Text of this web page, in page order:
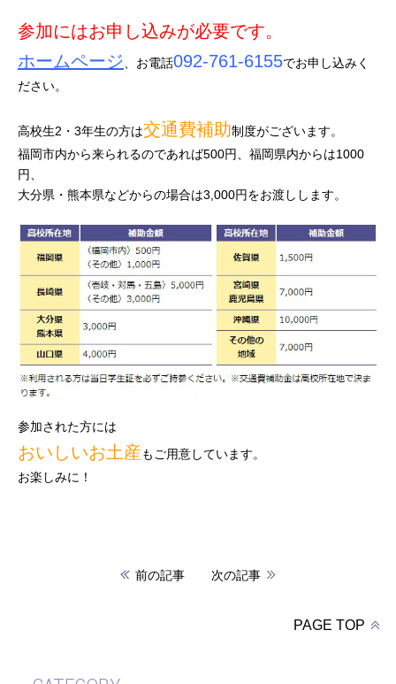
参加にはお申し込みが必要です。
ホームページ 、お電話092-761-6155でお申し込みく
ださい。
高校生2・3年生の方は交通費補助制度がございます。
福岡市内から来られるのであれば500円、福岡県内からは1000
円、
大分県・熊本県などからの場合は3,000円をお渡しします。
参加された方には
おいしいお土産もご用意しています。
お楽しみに！
前の記事 次の記事
PAGE TOP